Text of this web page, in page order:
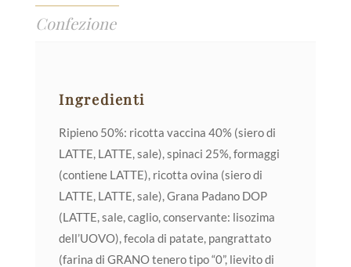
Confezione
Ingredienti
Ripieno 50%: ricotta vaccina 40% (siero di
LATTE, LATTE, sale), spinaci 25%, formaggi
(contiene LATTE), ricotta ovina (siero di
LATTE, LATTE, sale), Grana Padano DOP
(LATTE, sale, caglio, conservante: lisozima
dell’UOVO), fecola di patate, pangrattato
(farina di GRANO tenero tipo “0”, lievito di